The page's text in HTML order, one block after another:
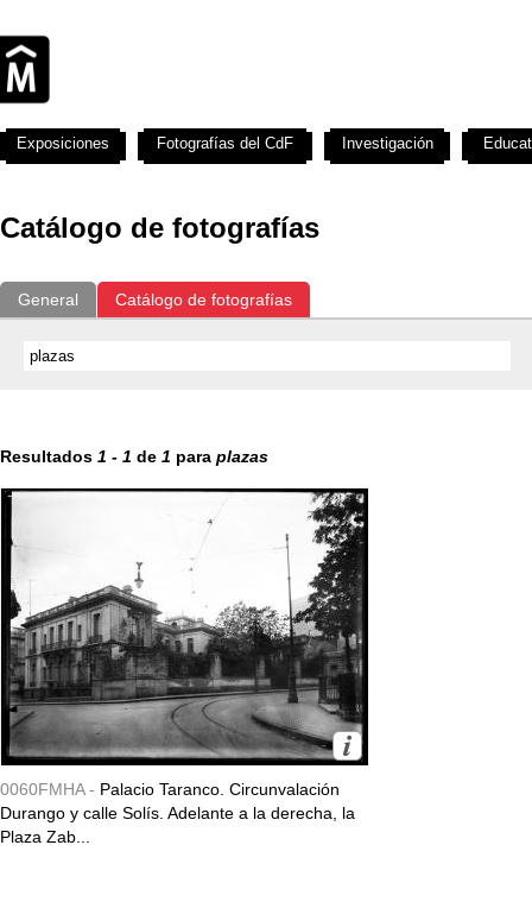
Catálogo de fotografías
General Catálogo de fotografías
Resultados 1 - 1 de 1 para plazas
0060FMHA - Palacio Taranco. Circunvalación
Durango y calle Solís. Adelante a la derecha, la
Plaza Zab...
Exposiciones Fotografías del CdF Investigación